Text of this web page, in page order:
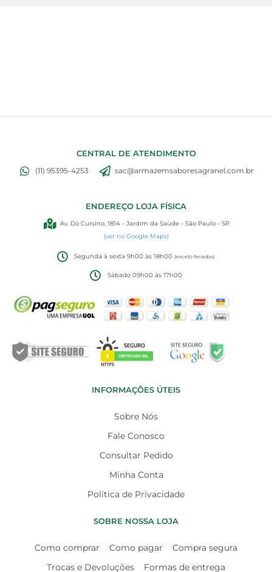
CENTRAL DE ATENDIMENTO
(11) 95395-4253 sac@armazemsaboresagranel.com.br
ENDEREÇO LOJA FÍSICA
Av. Do Cursino, 1814 - Jardim da Saúde - São Paulo - SP
(ver no Google Maps)
Segunda à sexta 9h00 às 18h00(exceto feriados)
Sábado 09h00 às 17h00
INFORMAÇÕES ÚTEIS
Sobre Nós
Fale Conosco
Consultar Pedido
Minha Conta
Política de Privacidade
SOBRE NOSSA LOJA
Como comprar Como pagar
Compra segura
Trocas e Devoluções
Formas de entrega